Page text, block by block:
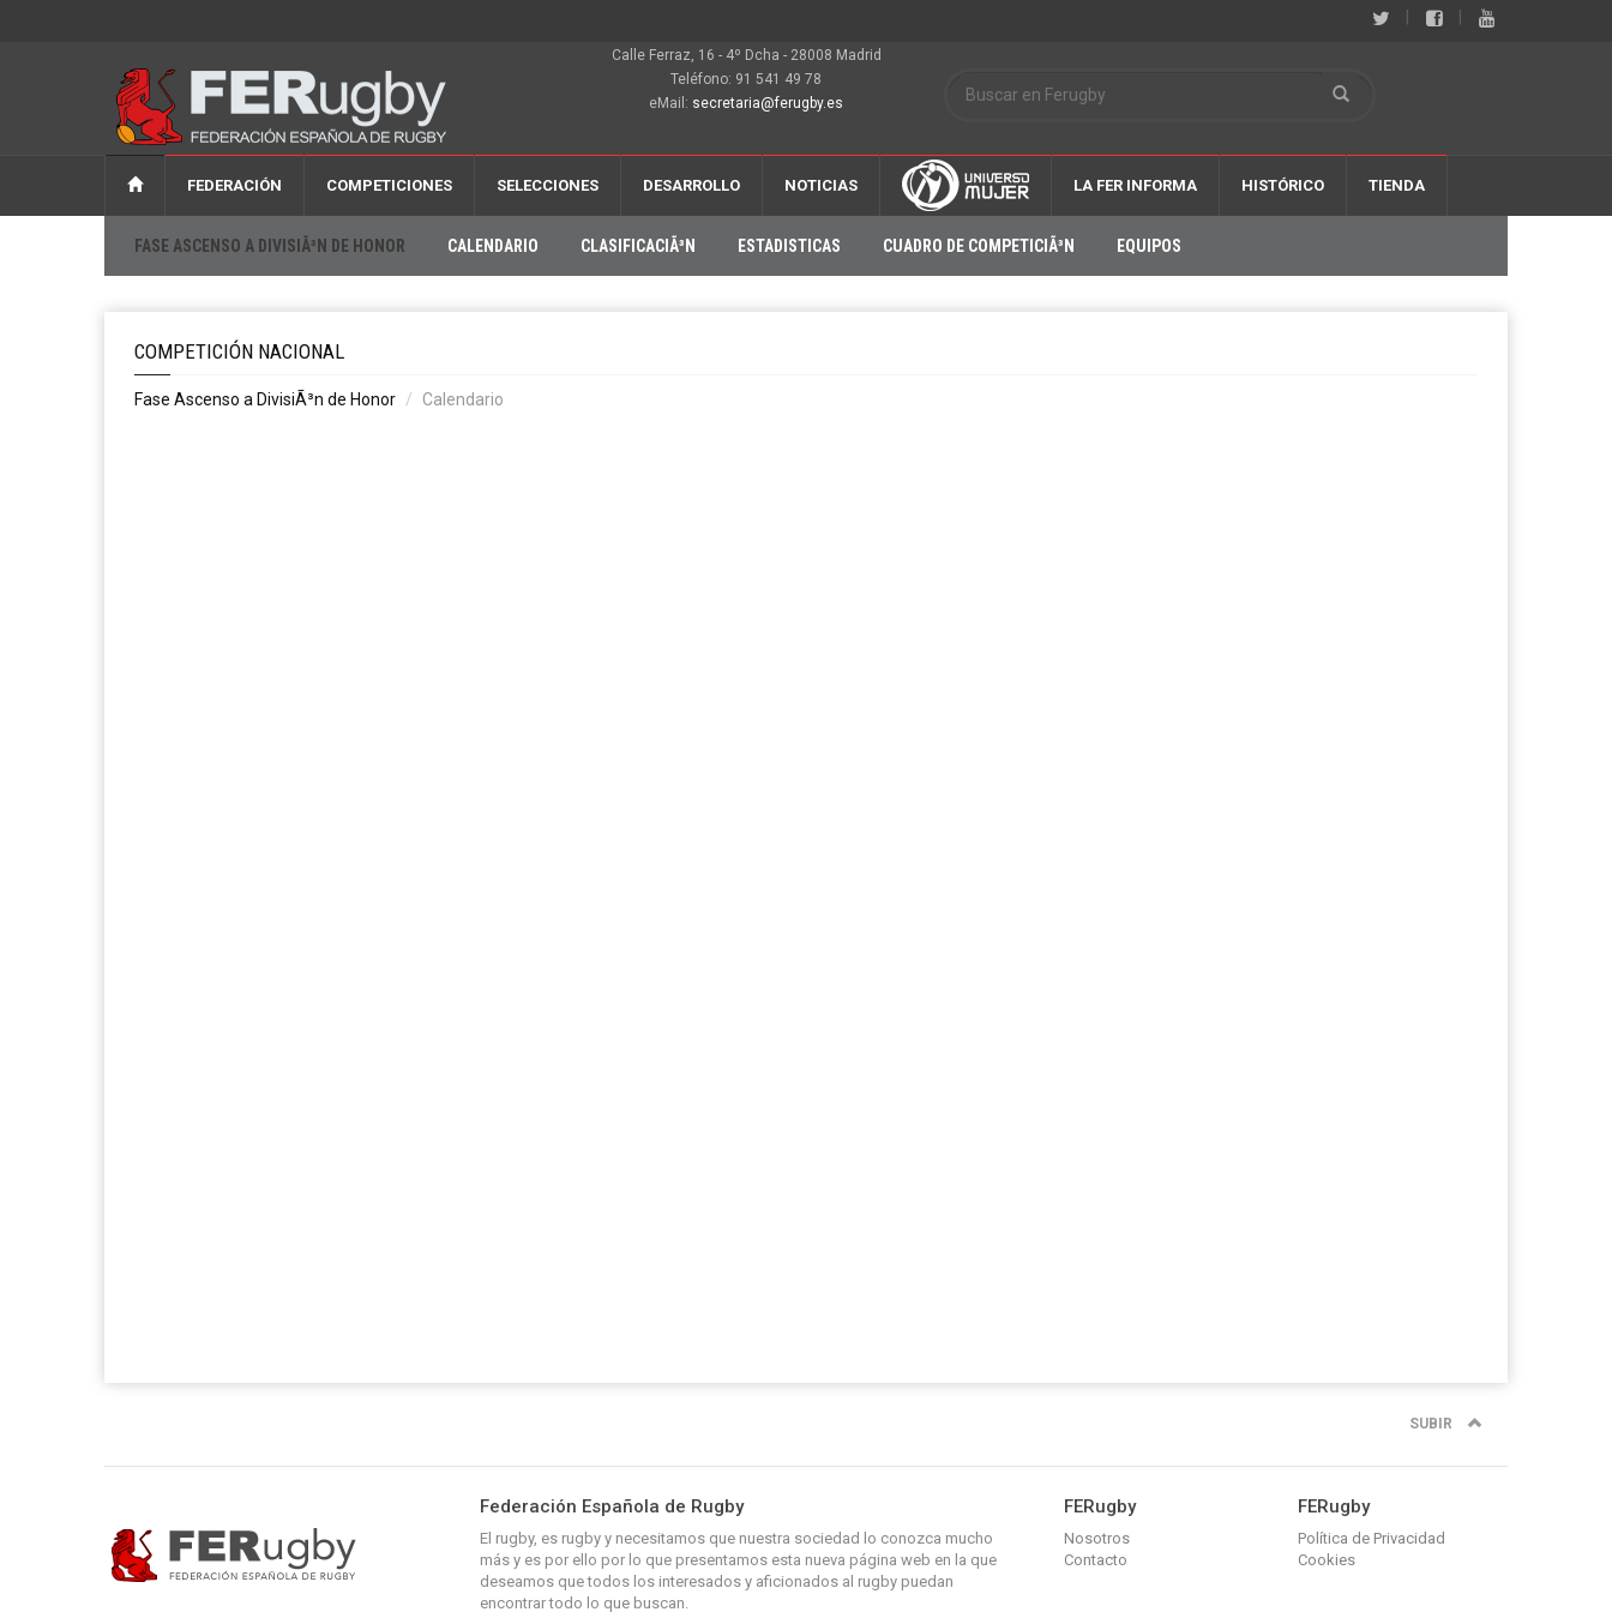
Calle Ferraz, 16 - 4º Dcha - 28008 Madrid
Teléfono: 91 541 49 78
eMail: secretaria@ferugby.es
FEDERACIÓN COMPETICIONES SELECCIONES DESARROLLO NOTICIAS LA FER INFORMA HISTÓRICO TIENDA
FASE ASCENSO A DIVISIÃ³N DE HONOR CALENDARIO CLASIFICACIÃ³N ESTADISTICAS CUADRO DE COMPETICIÃ³N EQUIPOS
COMPETICIÓN NACIONAL
Fase Ascenso a DivisiÃ³n de Honor Calendario
SUBIR
Federación Española de Rugby
El rugby, es rugby y necesitamos que nuestra sociedad lo conozca mucho
más y es por ello por lo que presentamos esta nueva página web en la que
deseamos que todos los interesados y aficionados al rugby puedan
encontrar todo lo que buscan.
FERugby
Nosotros
Contacto
FERugby
Política de Privacidad
Cookies